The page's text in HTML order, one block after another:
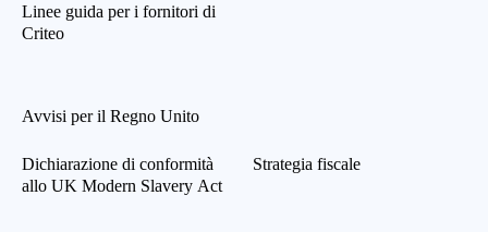
Linee guida per i fornitori di
Criteo
Avvisi per il Regno Unito
Dichiarazione di conformità
allo UK Modern Slavery Act
Strategia fiscale